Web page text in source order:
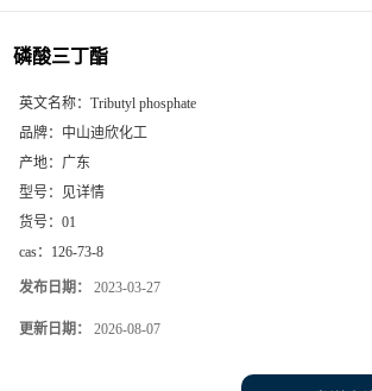
磷酸三丁酯
英文名称： Tributyl phosphate
品牌： 中山迪欣化工
产地： 广东
型号：
见详情
货号： 01
cas： 126-73-8
发布日期： 2023-03-27
更新日期： 2026-08-07